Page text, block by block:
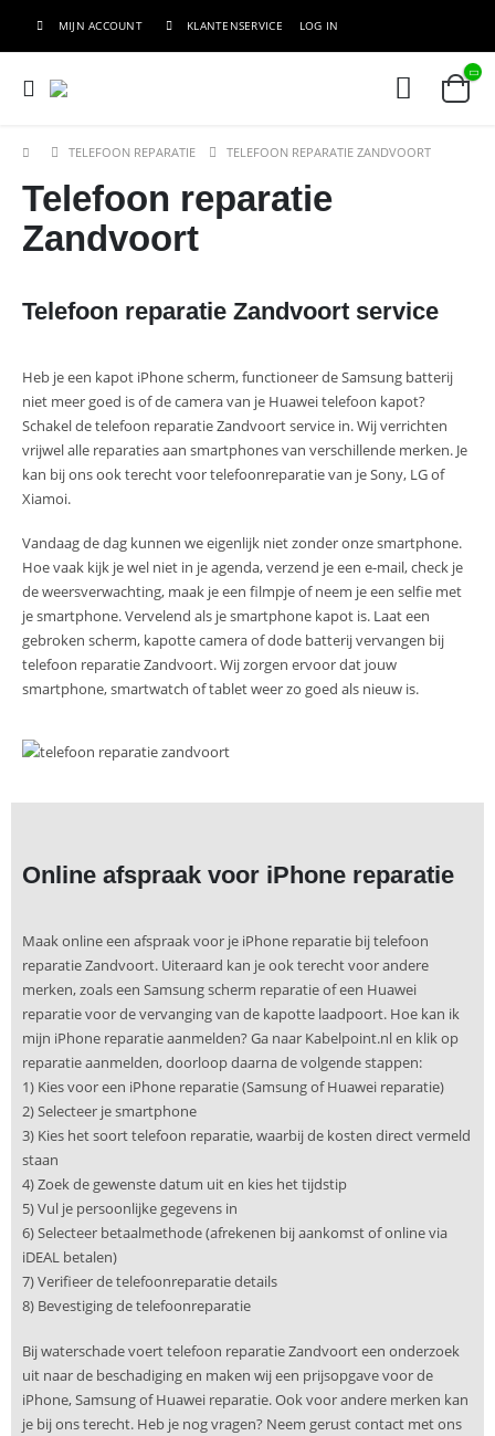
MIJN ACCOUNT KLANTENSERVICE LOG IN
TELEFOON REPARATIE TELEFOON REPARATIE ZANDVOORT
Telefoon reparatie
Zandvoort
Telefoon reparatie Zandvoort service
Heb je een kapot iPhone scherm, functioneer de Samsung batterij
niet meer goed is of de camera van je Huawei telefoon kapot?
Schakel de telefoon reparatie Zandvoort service in. Wij verrichten
vrijwel alle reparaties aan smartphones van verschillende merken. Je
kan bij ons ook terecht voor telefoonreparatie van je Sony, LG of
Xiamoi.
Vandaag de dag kunnen we eigenlijk niet zonder onze smartphone.
Hoe vaak kijk je wel niet in je agenda, verzend je een e-mail, check je
de weersverwachting, maak je een filmpje of neem je een selfie met
je smartphone. Vervelend als je smartphone kapot is. Laat een
gebroken scherm, kapotte camera of dode batterij vervangen bij
telefoon reparatie Zandvoort. Wij zorgen ervoor dat jouw
smartphone, smartwatch of tablet weer zo goed als nieuw is.
Online afspraak voor iPhone reparatie
Maak online een afspraak voor je iPhone reparatie bij telefoon
reparatie Zandvoort. Uiteraard kan je ook terecht voor andere
merken, zoals een Samsung scherm reparatie of een Huawei
reparatie voor de vervanging van de kapotte laadpoort. Hoe kan ik
mijn iPhone reparatie aanmelden? Ga naar Kabelpoint.nl en klik op
reparatie aanmelden, doorloop daarna de volgende stappen:
1) Kies voor een iPhone reparatie (Samsung of Huawei reparatie)
2) Selecteer je smartphone
3) Kies het soort telefoon reparatie, waarbij de kosten direct vermeld
staan
4) Zoek de gewenste datum uit en kies het tijdstip
5) Vul je persoonlijke gegevens in
6) Selecteer betaalmethode (afrekenen bij aankomst of online via
iDEAL betalen)
7) Verifieer de telefoonreparatie details
8) Bevestiging de telefoonreparatie
Bij waterschade voert telefoon reparatie Zandvoort een onderzoek
uit naar de beschadiging en maken wij een prijsopgave voor de
iPhone, Samsung of Huawei reparatie. Ook voor andere merken kan
je bij ons terecht. Heb je nog vragen? Neem gerust contact met ons